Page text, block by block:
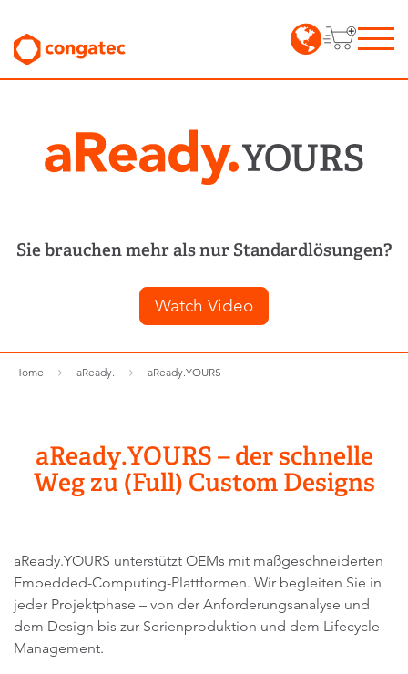
Sie brauchen mehr als nur Standardlösungen?
Watch Video
Home aReady. aReady.YOURS
aReady.YOURS – der schnelle
Weg zu (Full) Custom Designs
aReady.YOURS unterstützt OEMs mit maßgeschneiderten
Embedded-Computing-Plattformen. Wir begleiten Sie in
jeder Projektphase – von der Anforderungsanalyse und
dem Design bis zur Serienproduktion und dem Lifecycle
Management.